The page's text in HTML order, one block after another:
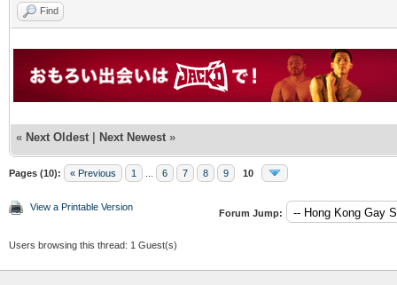
Find
« Next Oldest | Next Newest »
Pages (10): « Previous 1 6 7 8 9 10
View a Printable Version
Forum Jump:
Users browsing this thread: 1 Guest(s)